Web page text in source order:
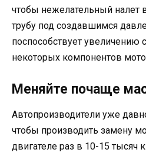
чтобы нежелательный
трубу под создавшимся
поспособствует увеличению
некоторых компонентов
Меняйте почаще
Автопроизводители уже
чтобы производить замену
двигателе раз в 10-15 тысяч